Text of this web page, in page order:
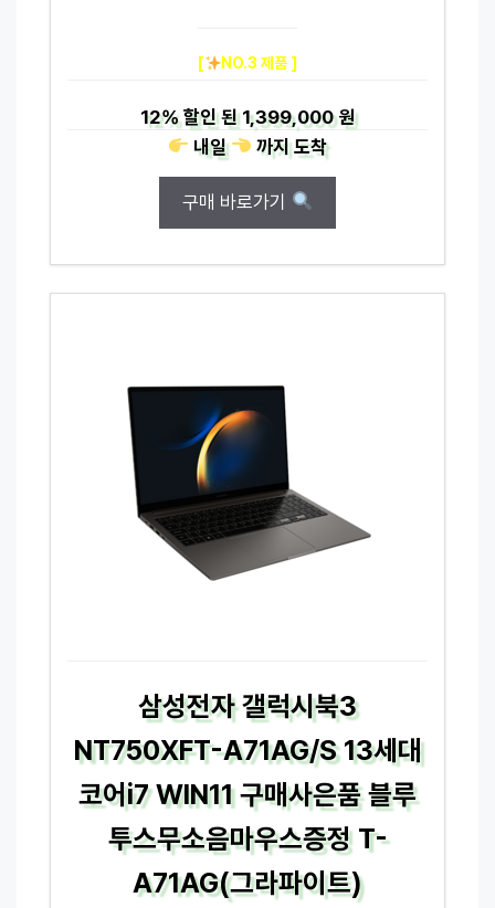
[ NO.3 제품 ]
12%할인 된1,399,000 원
내일
까지도착
구매 바로가기
삼성전자 갤럭시북3
NT750XFT-A71AG/S 13세대
코어i7 WIN11 구매사은품 블루
투스무소음마우스증정 T-
A71AG(그라파이트)